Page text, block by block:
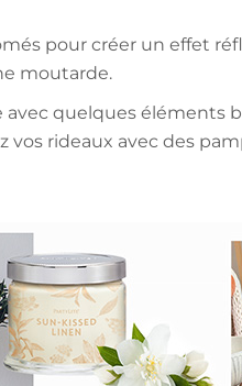
pour créer un effet
moutarde.
quelques éléments
rideaux avec des